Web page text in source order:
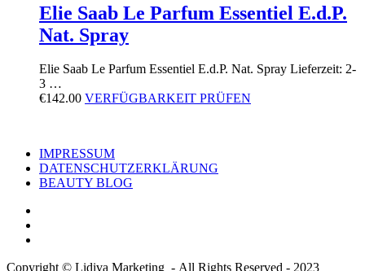
Elie Saab Le Parfum Essentiel E.d.P.
Nat. Spray
Elie Saab Le Parfum Essentiel E.d.P. Nat. Spray Lieferzeit: 2-
3 …
€142.00 VERFÜGBARKEIT PRÜFEN
IMPRESSUM
DATENSCHUTZERKLÄRUNG
BEAUTY BLOG
Copyright © Lidiva Marketing - All Rights Reserved - 2023